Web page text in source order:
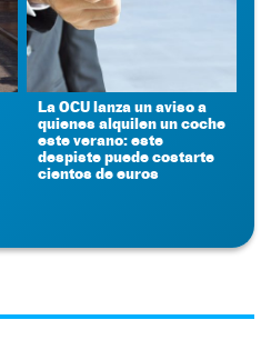
La OCU lanza un aviso a
quienes alquilen un coche
este verano: este
despiste puede costarte
cientos de euros